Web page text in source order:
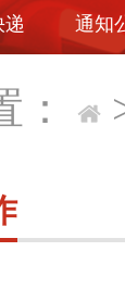
递 通知
：